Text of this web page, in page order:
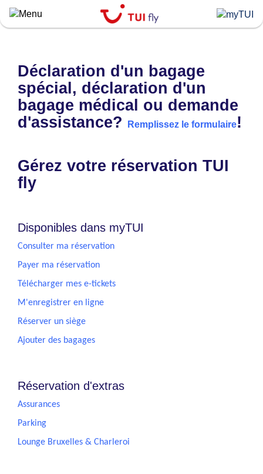
Skip
to
Déclaration d'un bagage
spécial, déclaration d'un
bagage médical ou demande
d'assistance?
Remplissez le formulaire!
Gérez votre réservation TUI
fly
Disponibles dans myTUI
Consulter ma réservation
Payer ma réservation
Télécharger mes e-tickets
M'enregistrer en ligne
Réserver un siège
Ajouter des bagages
Réservation d'extras
Assurances
Parking
Lounge Bruxelles & Charleroi